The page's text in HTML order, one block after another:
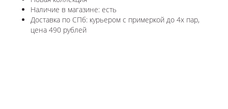
Наличие в магазине: есть
Доставка по СПб: курьером с примеркой до 4х пар,
цена 490 рублей